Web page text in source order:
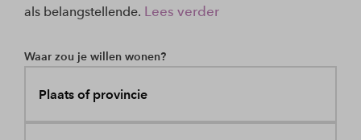
als belangstellende. Lees verder
Waar zou je willen wonen?
Plaats of provincie